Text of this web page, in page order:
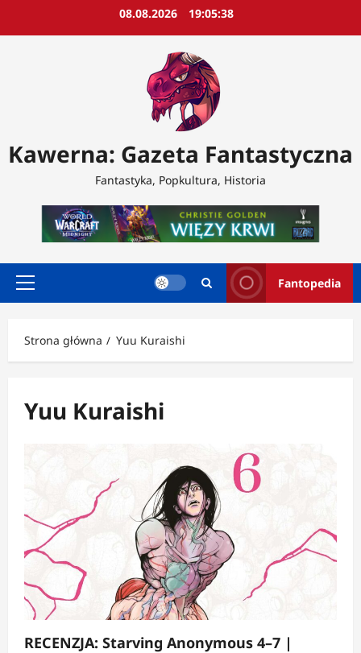
08.08.2026 19:05:40
Kawerna: Gazeta Fantastyczna
Fantastyka, Popkultura, Historia
Menu
Fantopedia
Strona główna Yuu Kuraishi
Yuu Kuraishi
RECENZJA: Starving Anonymous 4–7 |